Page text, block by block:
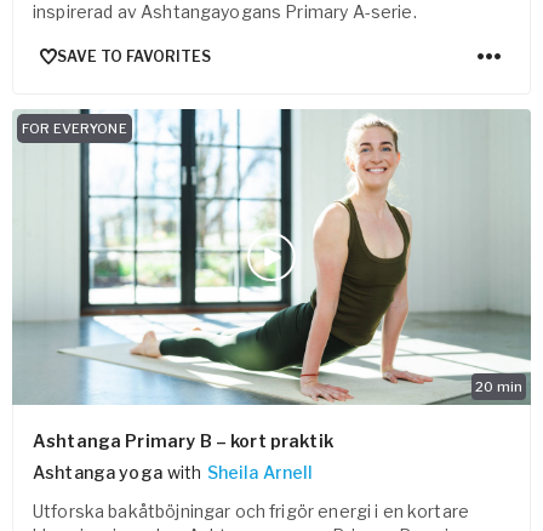
inspirerad av Ashtangayogans Primary A-serie.
SAVE TO FAVORITES
20 min
FOR EVERYONE
Ashtanga Primary B – kort praktik
Ashtanga yoga with Sheila Arnell
Utforska bakåtböjningar och frigör energi i en kortare